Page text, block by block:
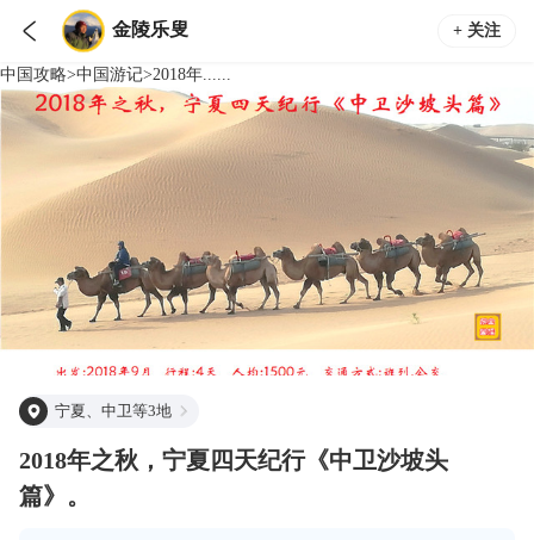
 金陵乐叟 + 关注
中国 攻略>中国 游记>2018年......
宁夏、中卫等3地
2018年之秋，宁夏四天纪行《中卫沙坡头
篇》。